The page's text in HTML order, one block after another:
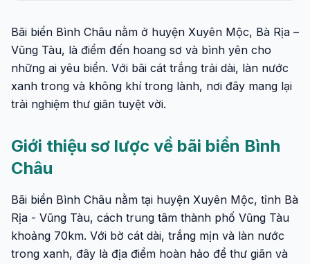
Bãi biển Bình Châu nằm ở huyện Xuyên Mộc, Bà Rịa –
Vũng Tàu, là điểm đến hoang sơ và bình yên cho
những ai yêu biển. Với bãi cát trắng trải dài, làn nước
xanh trong và không khí trong lành, nơi đây mang lại
trải nghiệm thư giãn tuyệt vời.
Giới thiệu sơ lược về bãi biển Bình
Châu
Bãi biển Bình Châu nằm tại huyện Xuyên Mộc, tỉnh Bà
Rịa - Vũng Tàu, cách trung tâm thành phố Vũng Tàu
khoảng 70km. Với bờ cát dài, trắng mịn và làn nước
trong xanh, đây là địa điểm hoàn hảo để thư giãn và